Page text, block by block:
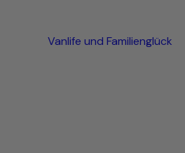
Vanlife und Familienglück